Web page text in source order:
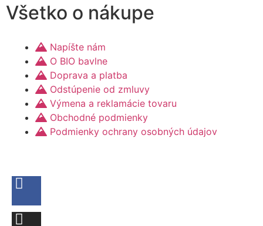
Všetko o nákupe
Napíšte nám
O BIO bavlne
Doprava a platba
Odstúpenie od zmluvy
Výmena a reklamácie tovaru
Obchodné podmienky
Podmienky ochrany osobných údajov